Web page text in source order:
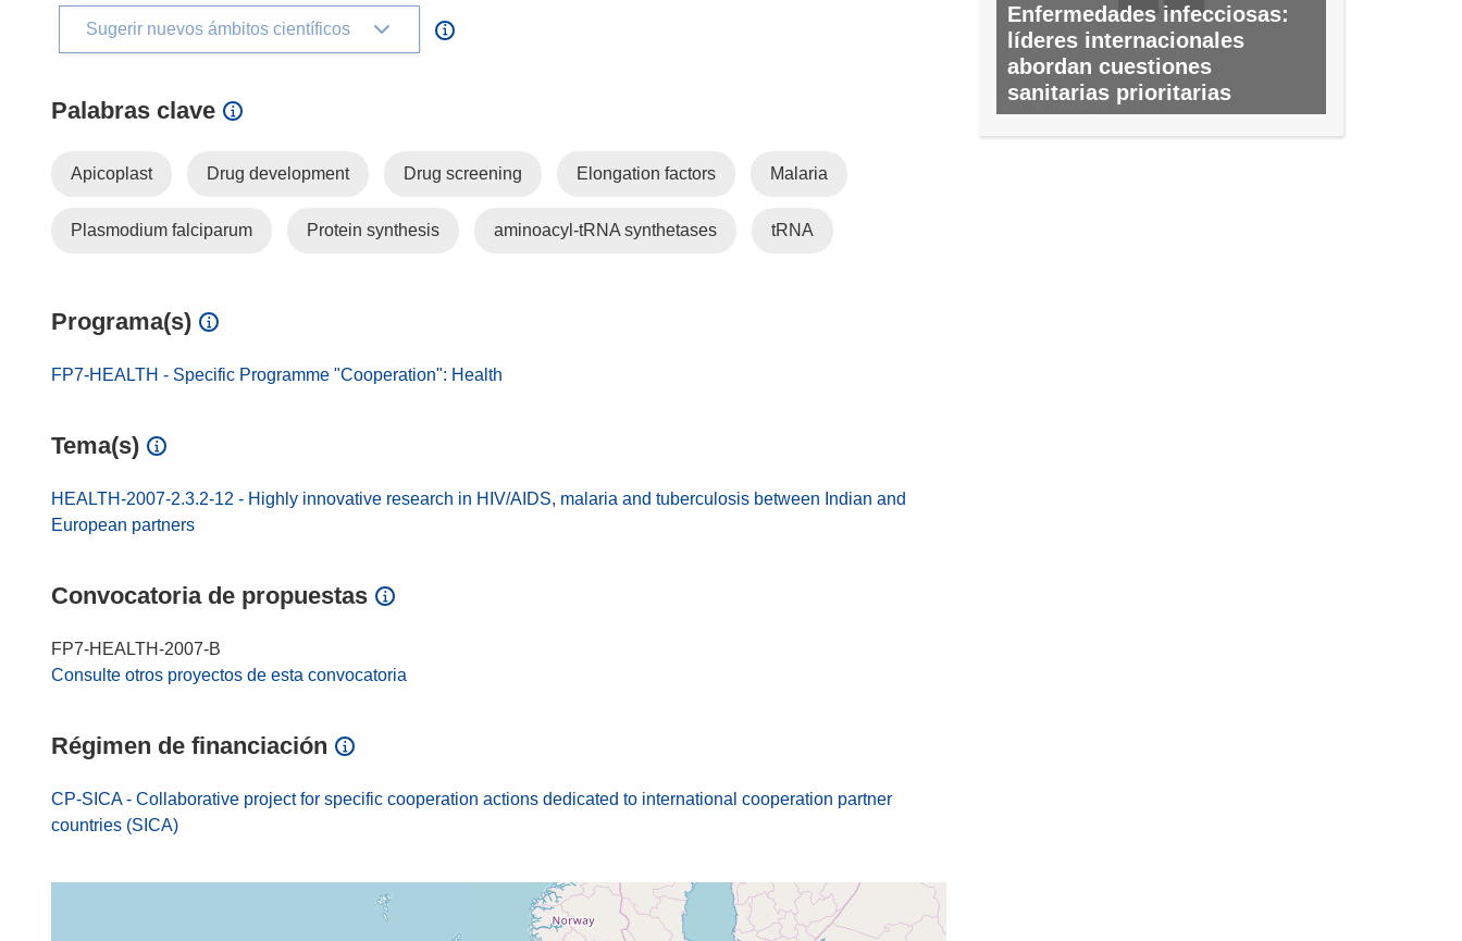
Enfermedades infecciosas:
líderes internacionales
abordan cuestiones
sanitarias prioritarias
N.º 7, NOVIEMBRE 2011
Sugerir nuevos ámbitos científicos
Palabras clave
Apicoplast Drug development Drug screening Elongation factors Malaria
Plasmodium falciparum Protein synthesis aminoacyl-tRNA synthetases tRNA
Programa(s)
FP7-HEALTH - Specific Programme "Cooperation": Health
Tema(s)
HEALTH-2007-2.3.2-12 - Highly innovative research in HIV/AIDS, malaria and tuberculosis between Indian and
European partners
Convocatoria de propuestas
FP7-HEALTH-2007-B
Consulte otros proyectos de esta convocatoria
Régimen de financiación
CP-SICA - Collaborative project for specific cooperation actions dedicated to international cooperation partner
countries (SICA)